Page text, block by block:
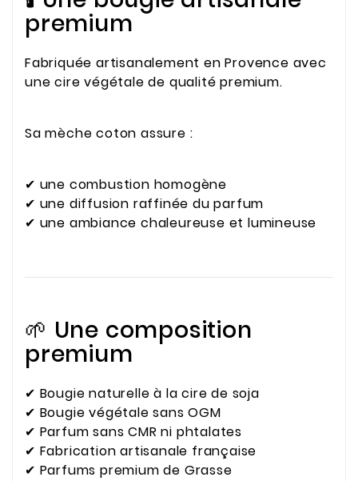
premium
Fabriquée artisanalement en Provence avec
une cire végétale de qualité premium.
Sa mèche coton assure :
✔ une combustion homogène
✔ une diffusion raffinée du parfum
✔ une ambiance chaleureuse et lumineuse
🌱 Une composition
premium
✔ Bougie naturelle à la cire de soja
✔ Bougie végétale sans OGM
✔ Parfum sans CMR ni phtalates
✔ Fabrication artisanale française
✔ Parfums premium de Grasse